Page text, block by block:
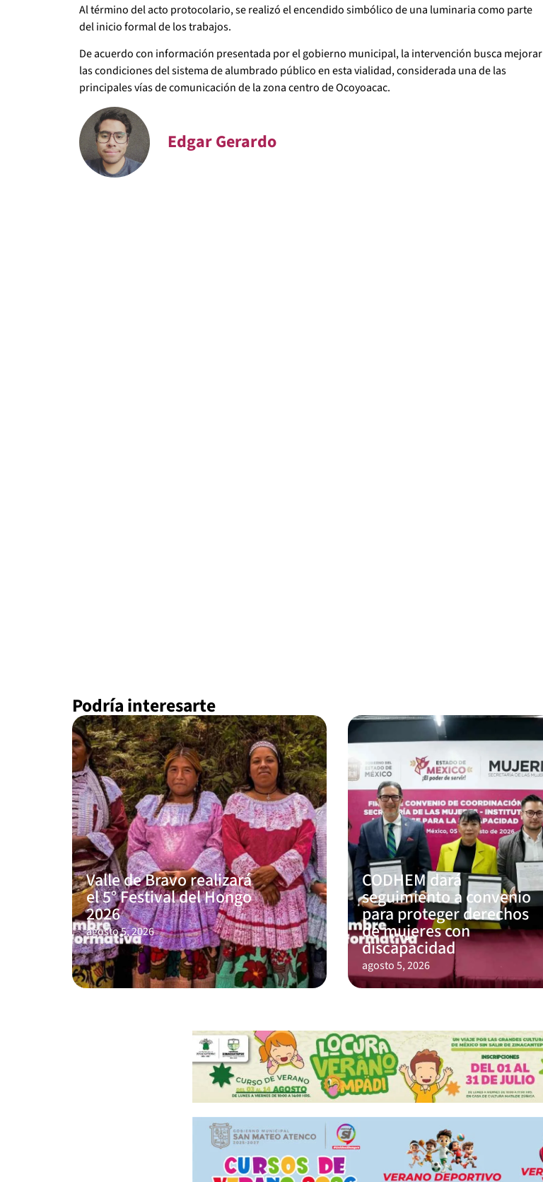
Al término del acto protocolario, se realizó el encendido simbólico de una luminaria como parte
del inicio formal de los trabajos.
De acuerdo con información presentada por el gobierno municipal, la intervención busca mejorar
las condiciones del sistema de alumbrado público en esta vialidad, considerada una de las
principales vías de comunicación de la zona centro de Ocoyoacac.
Edgar Gerardo
Podría interesarte
Valle de Bravo realizará
el 5° Festival del Hongo
2026
agosto 5, 2026
CODHEM dará
seguimiento a convenio
para proteger derechos
de mujeres con
discapacidad
agosto 5, 2026